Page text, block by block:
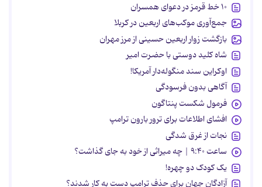
۱۰ خط قرمز در دعوای همسران
جمع‌آوری موکب‌های اربعین در کربلا
بازگشت زوار اربعین حسینی از مرز مهران
شاه کلید دوستی با حضرت امیر
اوکراین سند منگوله‌دار آمریکا!
آگاهی بدون فرسودگی
فرمول شکست پنتاگون
افشای اطلاعات برای ترور بارون ترامپ
نجات از غرق شدگی
ساعت ۹:۴۰ | چه میراثی از خود به جای گذاشت؟
یک کودک دو چهره!
آزادگان جهان برای حذف ترامپ دست به کار شدند؟